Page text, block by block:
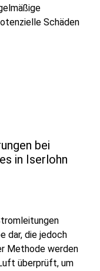
Schäden
bei
in Iserlohn
dar, die jedoch
Methode werden
überprüft, um